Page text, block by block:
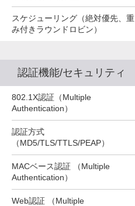
スケジューリング（絶対優先、重
み付きラウンドロビン）
○ ○
認証機能/セキュリティ
802.1X認証（Multiple
Authentication）
認証方式
（MD5/TLS/TTLS/PEAP）
MACベース認証 （Multiple
Authentication）
Web認証 （Multiple
○
○
○
○